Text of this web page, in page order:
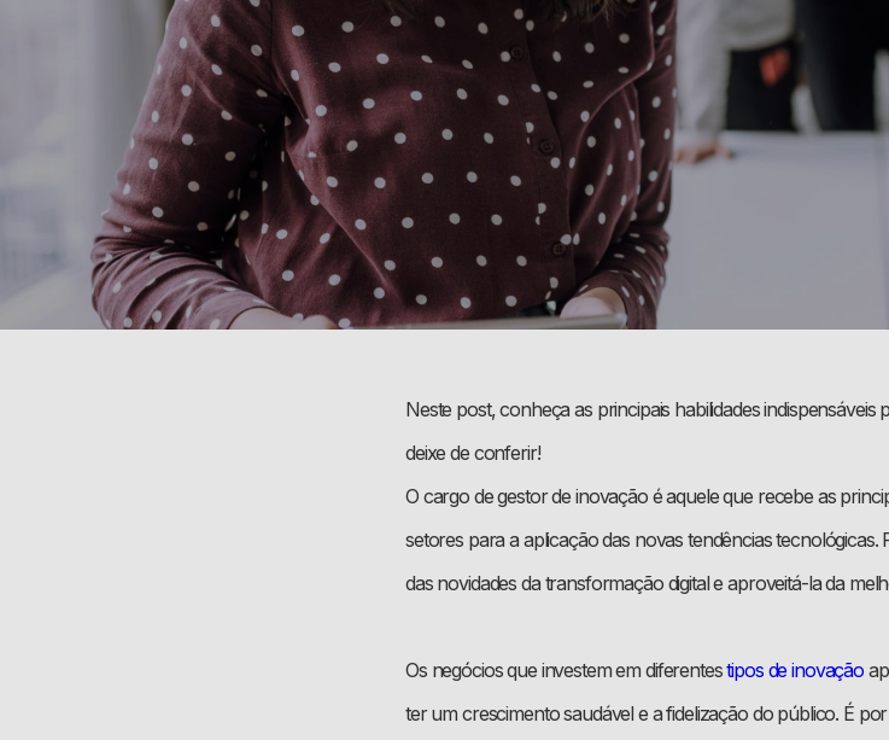
Neste post, conheça as principais habilidades
deixe de conferir!
O cargo de gestor de inovação é aquele que recebe as
setores para a aplicação das novas tendências
das novidades da transformação digital e aproveitá-la da
Os negócios que investem em diferentestipos de inovação
ter um crescimento saudável e a fidelização do público. É